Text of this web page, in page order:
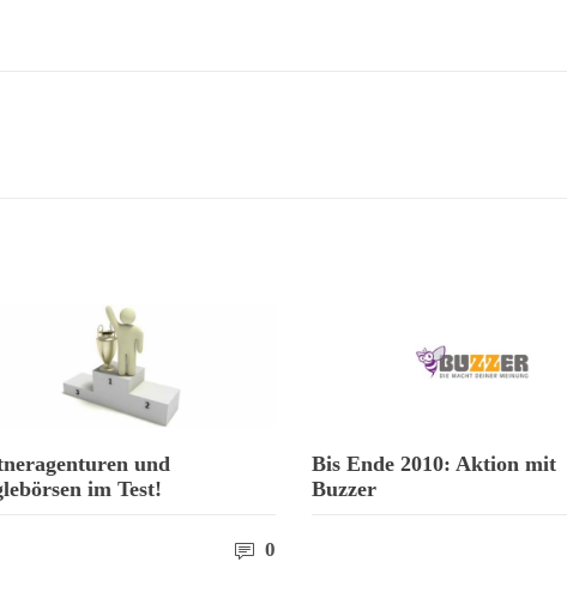
und
im Test!
0
Bis Ende 2010: Aktion mit
Buzzer